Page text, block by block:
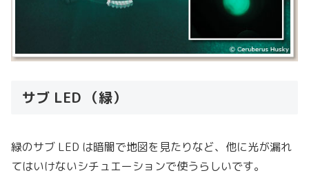
サブ LED （緑）
緑のサブ LED は暗闇で地図を見たりなど、他に光が漏れ
てはいけないシチュエーションで使うらしいです。